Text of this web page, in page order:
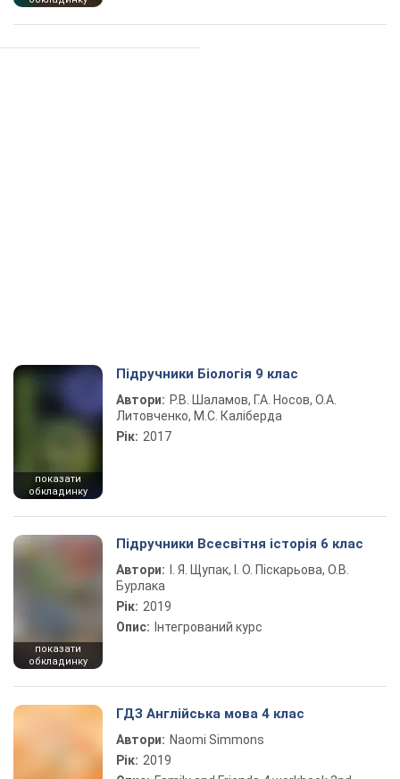
показати
обкладинку
Підручники Біологія 9 клас
Автори: Р.В. Шаламов, Г.А. Носов, О.А.
Литовченко, М.С. Каліберда
Рік: 2017
показати
обкладинку
Підручники Всесвітня історія 6 клас
Автори:
І. Я. Щупак, І. О. Піскарьова, О.В.
Бурлака
Рік: 2019
Опис: Інтегрований курс
ГДЗ Англійська мова 4 клас
Автори: Naomi Simmons
Рік: 2019